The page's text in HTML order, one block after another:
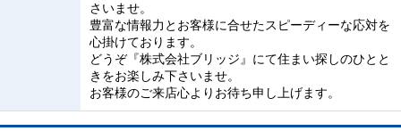
さいませ。
豊富な情報力とお客様に合せたスピーディーな応対を
心掛けております。
どうぞ『株式会社ブリッジ』にて住まい探しのひとと
きをお楽しみ下さいませ。
お客様のご来店心よりお待ち申し上げます。